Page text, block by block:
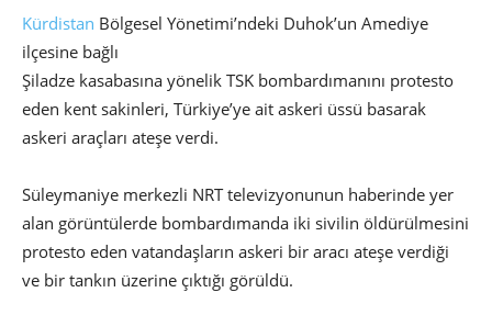
Kürdistan Bölgesel Yönetimi’ndeki Duhok’un Amediye
ilçesine bağlı
Şiladze kasabasına yönelik TSK bombardımanını protesto
eden kent sakinleri, Türkiye’ye ait askeri üssü basarak
askeri araçları ateşe verdi.
Süleymaniye merkezli NRT televizyonunun haberinde yer
alan görüntülerde bombardımanda iki sivilin öldürülmesini
protesto eden vatandaşların askeri bir aracı ateşe verdiği
ve bir tankın üzerine çıktığı görüldü.